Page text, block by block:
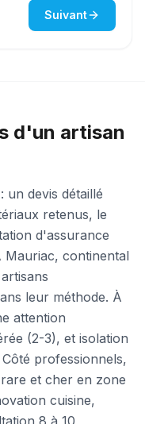
Suivant
d'un artisan
un devis détaillé
retenus, le
d'assurance
Mauriac, continental
leur méthode. À
attention
(2-3), et isolation
professionnels,
et cher en zone
cuisine,
8 à 10